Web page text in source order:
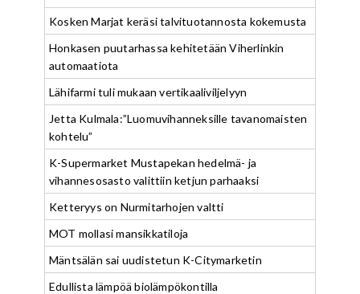
Kosken Marjat keräsi talvituotannosta kokemusta
Honkasen puutarhassa kehitetään Viherlinkin
automaatiota
Lähifarmi tuli mukaan vertikaaliviljelyyn
Jetta Kulmala:”Luomuvihanneksille tavanomaisten
kohtelu”
K-Supermarket Mustapekan hedelmä- ja
vihannesosasto valittiin ketjun parhaaksi
Ketteryys on Nurmitarhojen valtti
MOT mollasi mansikkatiloja
Mäntsälän sai uudistetun K-Citymarketin
Edullista lämpöä biolämpökontilla